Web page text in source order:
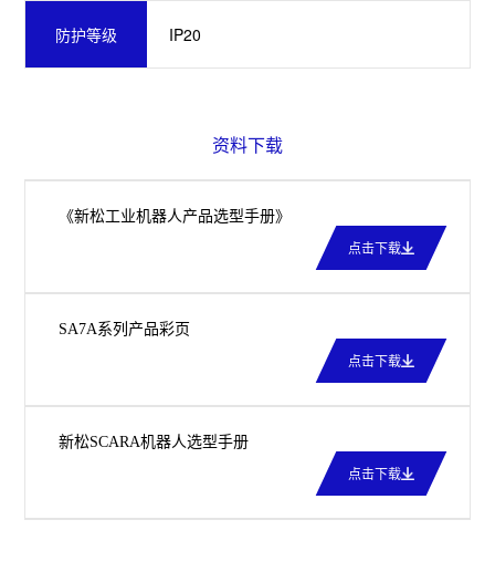
防护等级 IP20
资料下载
《新松工业机器人产品选型手册》
点击下载
SA7A系列产品彩页
点击下载
新松SCARA机器人选型手册
点击下载